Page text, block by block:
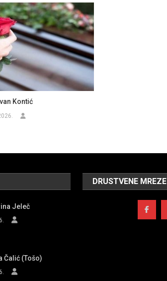
Kontić
Jeleč
Čalić (Tošo)
DRUSTVENE MREZE